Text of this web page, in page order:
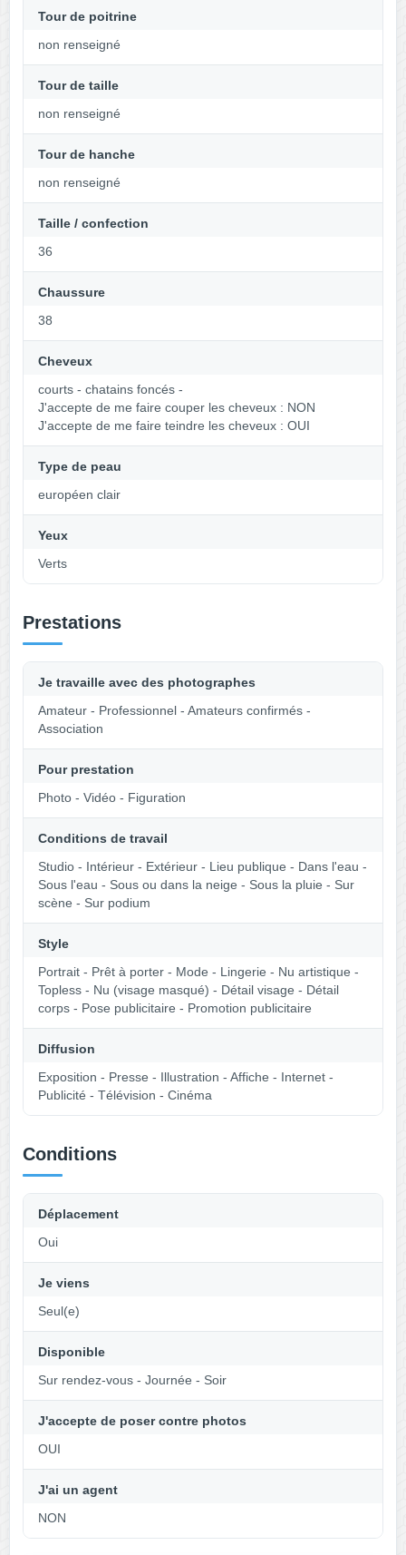
Tour de poitrine
non renseigné
Tour de taille
non renseigné
Tour de hanche
non renseigné
Taille / confection
36
Chaussure
38
Cheveux
courts - chatains foncés -
J'accepte de me faire couper les cheveux : NON
J'accepte de me faire teindre les cheveux : OUI
Type de peau
européen clair
Yeux
Verts
Prestations
Je travaille avec des photographes
Amateur - Professionnel - Amateurs confirmés -
Association
Pour prestation
Photo - Vidéo - Figuration
Conditions de travail
Studio - Intérieur - Extérieur - Lieu publique - Dans l'eau -
Sous l'eau - Sous ou dans la neige - Sous la pluie - Sur
scène - Sur podium
Style
Portrait - Prêt à porter - Mode - Lingerie - Nu artistique -
Topless - Nu (visage masqué) - Détail visage - Détail
corps - Pose publicitaire - Promotion publicitaire
Diffusion
Exposition - Presse - Illustration - Affiche - Internet -
Publicité - Télévision - Cinéma
Conditions
Déplacement
Oui
Je viens
Seul(e)
Disponible
Sur rendez-vous - Journée - Soir
J'accepte de poser contre photos
OUI
J'ai un agent
NON